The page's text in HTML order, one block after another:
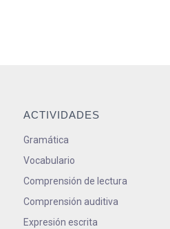
ACTIVIDADES
Gramática
Vocabulario
Comprensión de lectura
Comprensión auditiva
Expresión escrita